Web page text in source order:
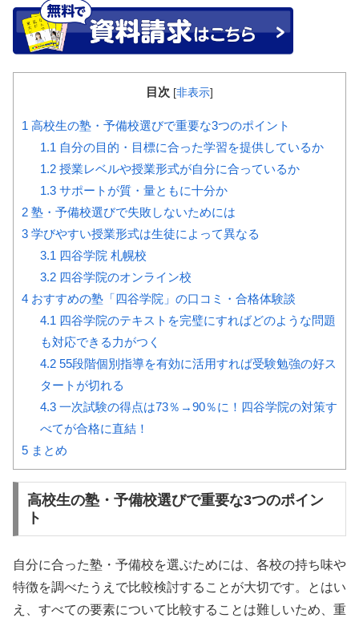
目次 [非表示]
1 高校生の塾・予備校選びで重要な3つのポイント
1.1 自分の目的・目標に合った学習を提供しているか
1.2授業レベルや授業形式が自分に合っているか
1.3サポートが質・量ともに十分か
2 塾・予備校選びで失敗しないためには
3 学びやすい授業形式は生徒によって異なる
3.1 四谷学院 札幌校
3.2四谷学院のオンライン校
4 おすすめの塾「四谷学院」の口コミ・合格体験談
4.1 四谷学院のテキストを完璧にすればどのような問題
も対応できる力がつく
4.255段階個別指導を有効に活用すれば受験勉強の好ス
タートが切れる
4.3一次試験の得点は73％→90％に！四谷学院の対策す
べてが合格に直結！
5 まとめ
高校生の塾・予備校選びで重要な3つのポイン
ト
自分に合った塾・予備校を選ぶためには、各校の持ち味や
特徴を調べたうえで比較検討することが大切です。とはい
え、すべての要素について比較することは難しいため、重